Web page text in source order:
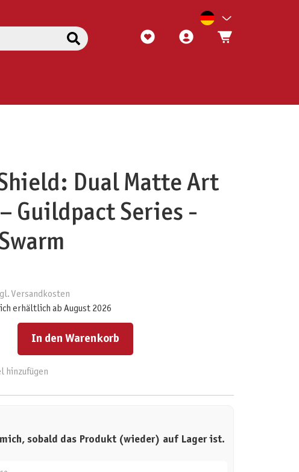
Dual Matte Art
Guildpact Series -
Versandkosten
erhältlich ab August 2026
Wert ein oder benutze die Schaltflächen um die Anzahl zu erhöhen oder zu reduzieren.
In den Warenkorb
hinzufügen
sobald das Produkt (wieder) auf Lager ist.